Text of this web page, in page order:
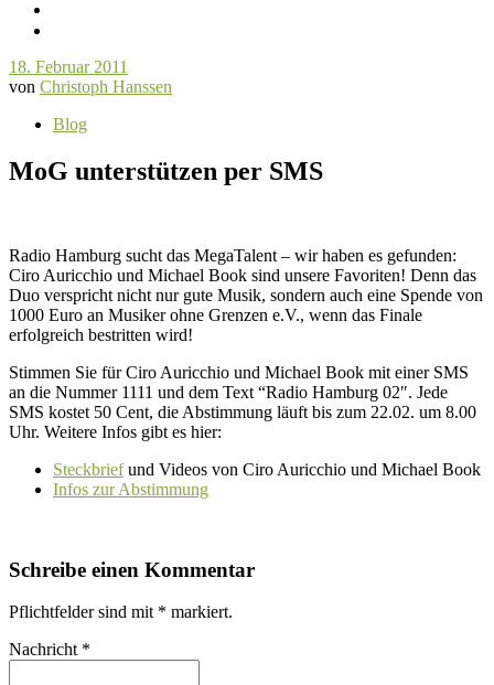
18. Februar 2011
von Christoph Hanssen
Blog
MoG unterstützen per SMS
Radio Hamburg sucht das MegaTalent – wir haben es gefunden:
Ciro Auricchio und Michael Book sind unsere Favoriten! Denn das
Duo verspricht nicht nur gute Musik, sondern auch eine Spende von
1000 Euro an Musiker ohne Grenzen e.V., wenn das Finale
erfolgreich bestritten wird!
Stimmen Sie für Ciro Auricchio und Michael Book mit einer SMS
an die Nummer 1111 und dem Text “Radio Hamburg 02″. Jede
SMS kostet 50 Cent, die Abstimmung läuft bis zum 22.02. um 8.00
Uhr. Weitere Infos gibt es hier:
Steckbriefund Videos von Ciro Auricchio und Michael Book
Infos zur Abstimmung
Schreibe einen Kommentar
Pflichtfelder sind mit * markiert.
Nachricht *